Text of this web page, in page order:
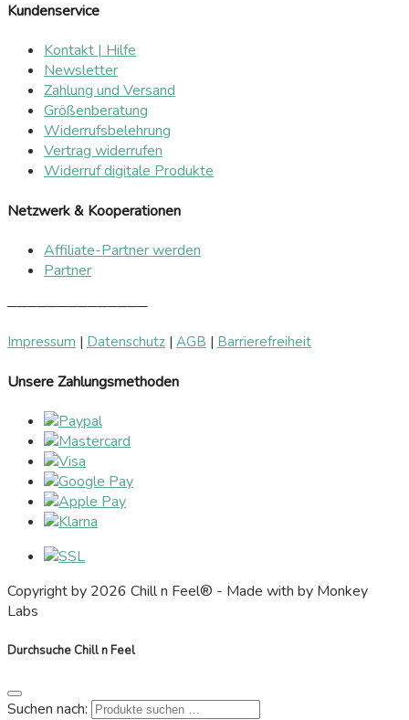
Kundenservice
Kontakt | Hilfe
Newsletter
Zahlung und Versand
Größenberatung
Widerrufsbelehrung
Vertrag widerrufen
Widerruf digitale Produkte
Netzwerk & Kooperationen
Affiliate-Partner werden
Partner
──────────────
Impressum | Datenschutz | AGB | Barrierefreiheit
Unsere Zahlungsmethoden
Copyright by 2026 Chill n Feel® - Made with by Monkey
Labs
Durchsuche Chill n Feel
Suchen nach: